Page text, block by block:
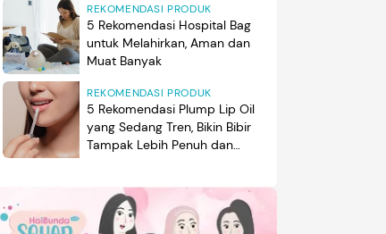
REKOMENDASI PRODUK
5 Rekomendasi Hospital Bag
untuk Melahirkan, Aman dan
Muat Banyak
REKOMENDASI PRODUK
5 Rekomendasi Plump Lip Oil
yang Sedang Tren, Bikin Bibir
Tampak Lebih Penuh dan